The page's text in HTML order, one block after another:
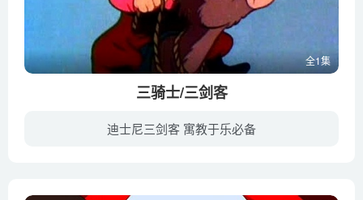
全1集
三骑士/三剑客
迪士尼三剑客 寓教于乐必备